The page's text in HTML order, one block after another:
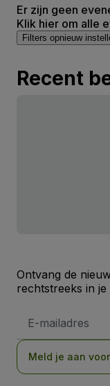
Er zijn geen
Klik hier om alle
Filters opnieuw
Recent
Ontvang de
rechtstreeks in je
mailadres
Meld je aan